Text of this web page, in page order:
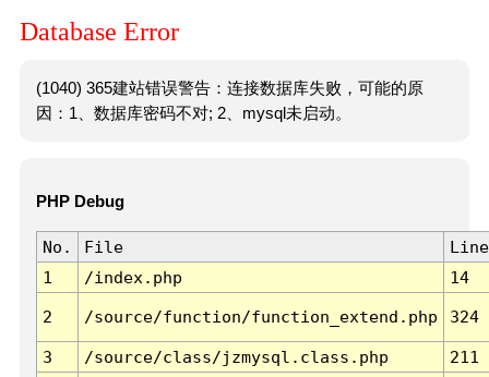
Database Error
(1040) 365建站错误警告：连接数据库失败，可能的原
因：1、数据库密码不对; 2、mysql未启动。
PHP Debug
No. File
Line
1
/index.php 14
2 /source/function/function_extend.php 324
3 /source/class/jzmysql.class.php
211